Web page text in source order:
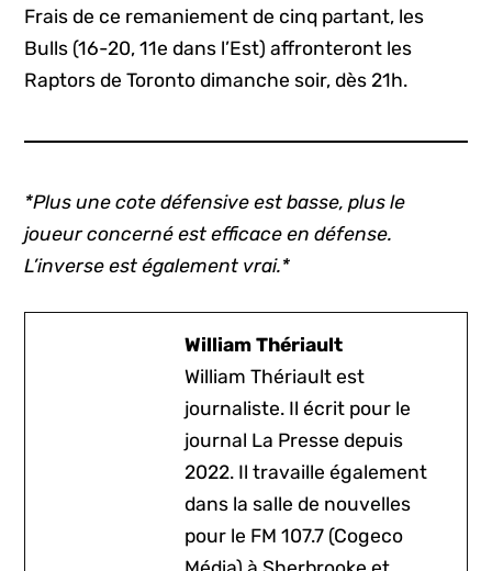
Frais de ce remaniement de cinq partant, les
Bulls (16-20, 11e dans l’Est) affronteront les
Raptors de Toronto dimanche soir, dès 21h.
*Plus une cote défensive est basse, plus le
joueur concerné est efficace en défense.
L’inverse est également vrai.*
William Thériault
William Thériault est
journaliste. Il écrit pour le
journal La Presse depuis
2022. Il travaille également
dans la salle de nouvelles
pour le FM 107.7 (Cogeco